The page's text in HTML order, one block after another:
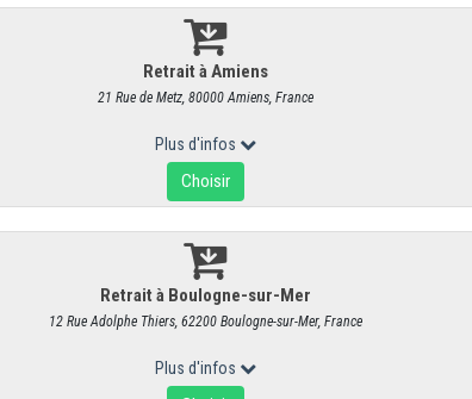
Produit vendu à l'unité. Poids moyen : 250 g
Chef-lieu de canton du département de l’Aveyron,
plateau de l'Aubrac, entre 800 et 1400 mètres d'altitude, au sud du
(anémones, lys, narcisses, jonquilles, gentianes...), ce
une saveur unique au fromage. La production laitière, la fabrication
géographique de la région naturelle de l'Aubrac qui s'étend sur 73
Les éleveurs locaux ayant connu des difficultés après la seconde
sauvegarder la filière dans les années 1960